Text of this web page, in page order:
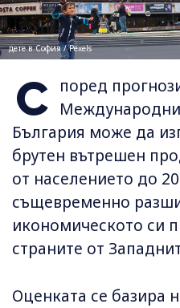
дете в София / Pexels
С
поред
България може да
брутен вътрешен
от населението до
същевременно
икономическото си
страните от
Оценката се базира